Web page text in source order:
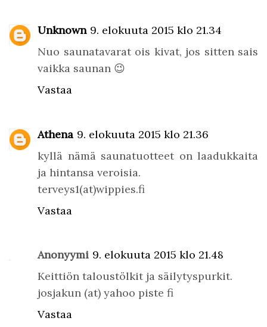
Unknown 9. elokuuta 2015 klo 21.34
Nuo saunatavarat ois kivat, jos sitten sais
vaikka saunan 😉
Vastaa
Athena 9. elokuuta 2015 klo 21.36
kyllä nämä saunatuotteet on laadukkaita
ja hintansa veroisia.
terveys1(at)wippies.fi
Vastaa
Anonyymi 9. elokuuta 2015 klo 21.48
Keittiön taloustölkit ja säilytyspurkit.
josjakun (at) yahoo piste fi
Vastaa